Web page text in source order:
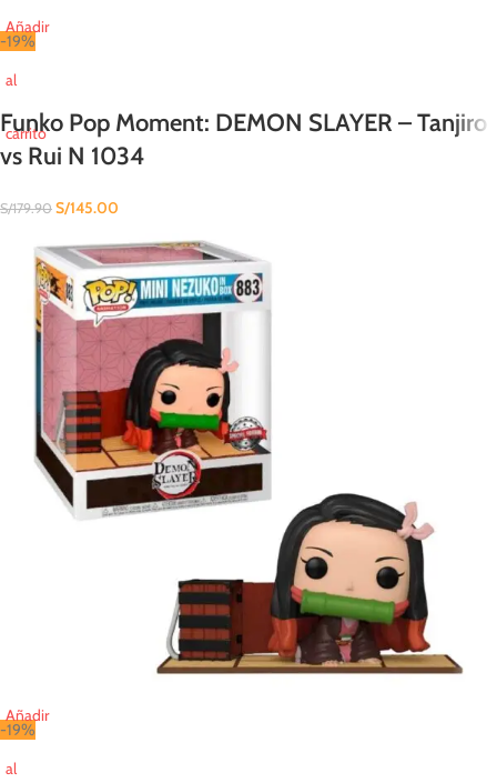
-19%
Añadir
al
carrito
Funko Pop Moment: DEMON SLAYER – Tanjiro
vs Rui N 1034
S/179.90 S/145.00
-19%
Añadir
al